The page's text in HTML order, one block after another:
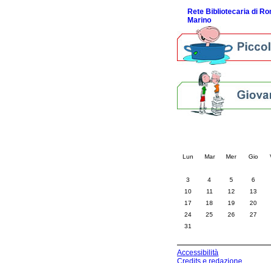
Rete Bibliotecaria di
Marino
Lun Mar Mer Gio
3
4 5 6
10
11 12 13
17
18 19 20
24
25 26 27
31
Accessibilità
Credits e redazione